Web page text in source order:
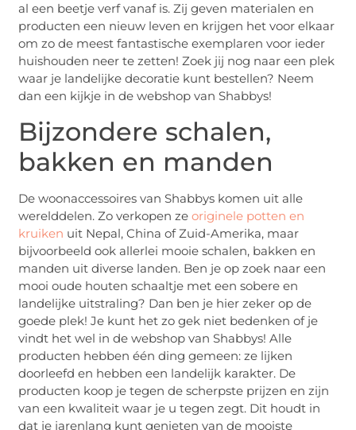
al een beetje verf vanaf is. Zij geven materialen en
producten een nieuw leven en krijgen het voor elkaar
om zo de meest fantastische exemplaren voor ieder
huishouden neer te zetten! Zoek jij nog naar een plek
waar je landelijke decoratie kunt bestellen? Neem
dan een kijkje in de webshop van Shabbys!
Bijzondere schalen,
bakken en manden
De woonaccessoires van Shabbys komen uit alle
werelddelen. Zo verkopen zeoriginele potten en
kruiken uit Nepal, China of Zuid-Amerika, maar
bijvoorbeeld ook allerlei mooie schalen, bakken en
manden uit diverse landen. Ben je op zoek naar een
mooi oude houten schaaltje met een sobere en
landelijke uitstraling? Dan ben je hier zeker op de
goede plek! Je kunt het zo gek niet bedenken of je
vindt het wel in de webshop van Shabbys! Alle
producten hebben één ding gemeen: ze lijken
doorleefd en hebben een landelijk karakter. De
producten koop je tegen de scherpste prijzen en zijn
van een kwaliteit waar je u tegen zegt. Dit houdt in
dat je jarenlang kunt genieten van de mooiste